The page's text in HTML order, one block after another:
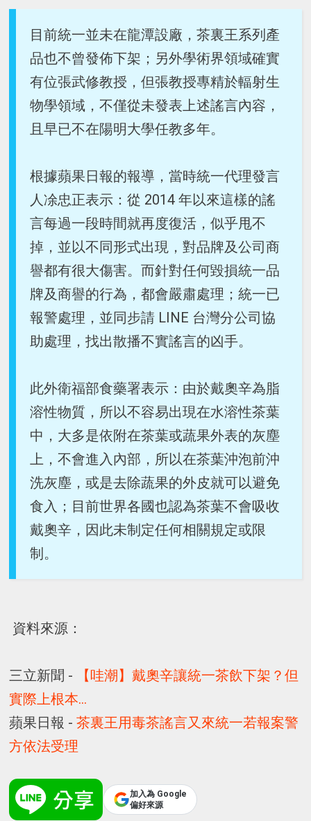
目前統一並未在龍潭設廠，茶裏王系列產
品也不曾發佈下架；另外學術界領域確實
有位張武修教授，但張教授專精於輻射生
物學領域，不僅從未發表上述謠言內容，
且早已不在陽明大學任教多年。
根據蘋果日報的報導，當時統一代理發言
人凃忠正表示：從 2014 年以來這樣的謠
言每過一段時間就再度復活，似乎甩不
掉，並以不同形式出現，對品牌及公司商
譽都有很大傷害。而針對任何毀損統一品
牌及商譽的行為，都會嚴肅處理；統一已
報警處理，並同步請 LINE 台灣分公司協
助處理，找出散播不實謠言的凶手。
此外衛福部食藥署表示：由於戴奧辛為脂
溶性物質，所以不容易出現在水溶性茶葉
中，大多是依附在茶葉或蔬果外表的灰塵
上，不會進入內部，所以在茶葉沖泡前沖
洗灰塵，或是去除蔬果的外皮就可以避免
食入；目前世界各國也認為茶葉不會吸收
戴奧辛，因此未制定任何相關規定或限
制。
資料來源：
三立新聞 -
【哇潮】戴奧辛讓統一茶飲下架？但
實際上根本…
蘋果日報 -茶裏王用毒茶謠言又來統一若報案警
方依法受理
加入為 Google
偏好來源